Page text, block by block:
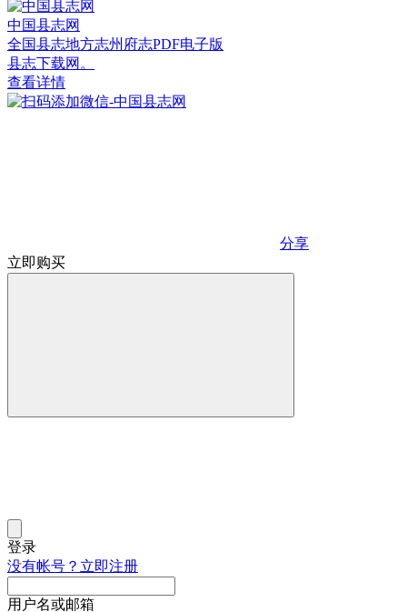
中国县志网
全国县志地方志州府志PDF电子版
县志下载网。
查看详情
分享
立即购买
登录
没有帐号？立即注册
用户名或邮箱